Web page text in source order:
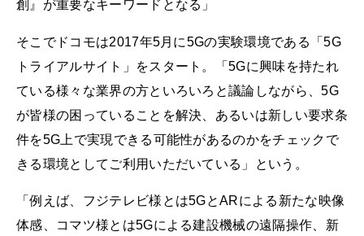
創』が重要なキーワードとなる」
そこでドコモは2017年5月に5Gの実験環境である「5G
トライアルサイト」をスタート。「5Gに興味を持たれ
ている様々な業界の方といろいろと議論しながら、5G
が皆様の困っていることを解決、あるいは新しい要求条
件を5G上で実現できる可能性があるのかをチェックで
きる環境としてご利用いただいている」という。
「例えば、フジテレビ様とは5GとARによる新たな映像
体感、コマツ様とは5Gによる建設機械の遠隔操作、新